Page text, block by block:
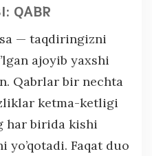
QABR
— taqdiringizni
ajoyib yaxshi
Qabrlar bir nechta
ketma-ketligi
har birida kishi
yo’qotadi. Faqat duo